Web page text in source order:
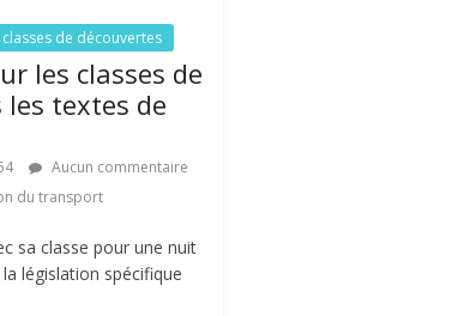
de découvertes
les classes de
textes de
Aucun commentaire
du transport
sa classe pour une nuit
législation spécifique